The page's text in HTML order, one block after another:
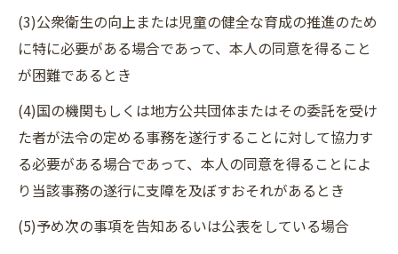
(3)公衆衛生の向上または児童の健全な育成の推進のため
に特に必要がある場合であって、本人の同意を得ること
が困難であるとき
(4)国の機関もしくは地方公共団体またはその委託を受け
た者が法令の定める事務を遂行することに対して協力す
る必要がある場合であって、本人の同意を得ることによ
り当該事務の遂行に支障を及ぼすおそれがあるとき
(5)予め次の事項を告知あるいは公表をしている場合